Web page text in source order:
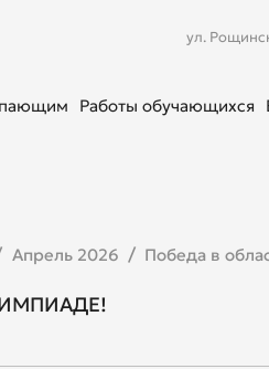
ул.
Работы обучающихся
Апрель 2026 Победа в